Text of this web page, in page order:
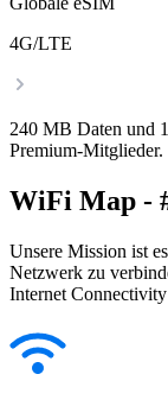
4G/LTE
240 MB Daten und
Premium-Mitglieder.
WiFi Map -
Unsere Mission ist
Netzwerk zu
Internet